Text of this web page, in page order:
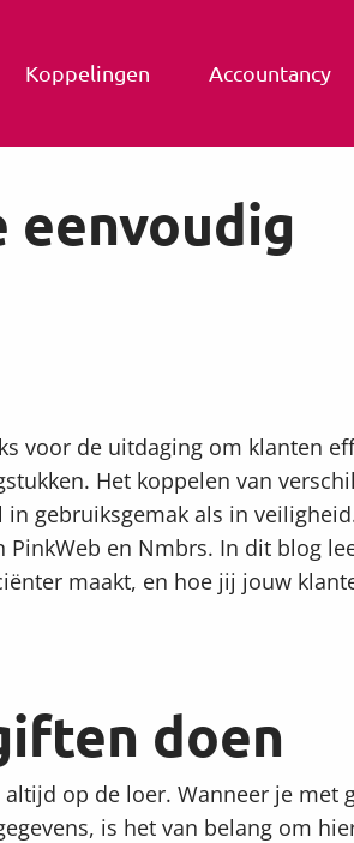
Koppelingen Accountancy
eenvoudig
voor de uitdaging om klanten
Het koppelen van
gebruiksgemak als in
en Nmbrs. In dit blog
maakt, en hoe jij jouw
doen
op de loer. Wanneer je met
is het van belang om